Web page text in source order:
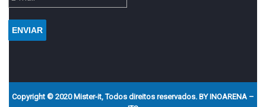
Copyright © 2020 Mister-it, Todos direitos reservados. BY INOARENA –